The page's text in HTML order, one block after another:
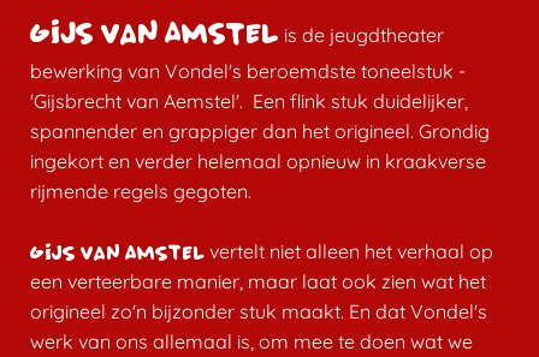
Gijs van Amstel is de jeugdtheater
bewerking van Vondel's beroemdste toneelstuk -
'Gijsbrecht van Aemstel'. Een flink stuk duidelijker,
spannender en grappiger dan het origineel. Grondig
ingekort en verder helemaal opnieuw in kraakverse
rijmende regels gegoten.
Gijs van Amstelvertelt niet alleen het verhaal op
een verteerbare manier, maar laat ook zien wat het
origineel zo'n bijzonder stuk maakt. En dat Vondel's
werk van ons allemaal is, om mee te doen wat we